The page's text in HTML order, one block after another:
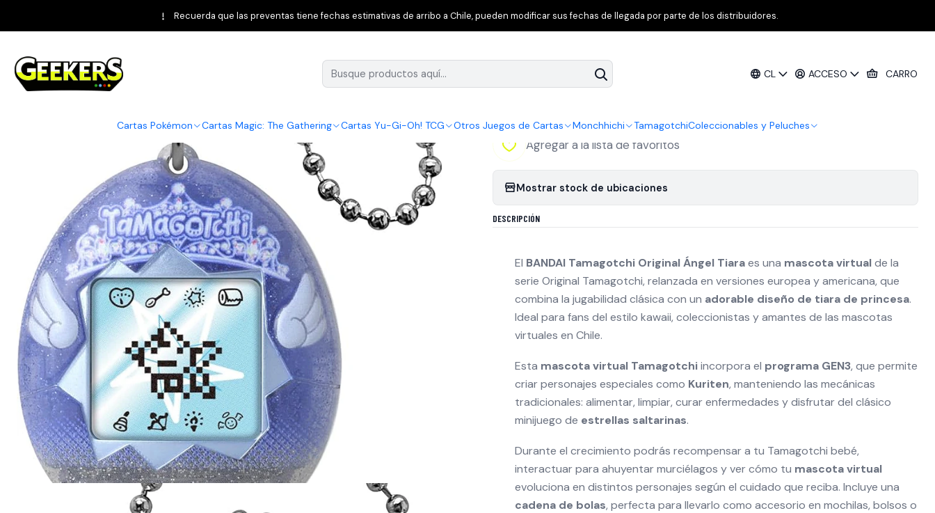
CL ACCESO CARRO
Cartas Pokémon Cartas Magic: The Gathering Cartas Yu-Gi-Oh! TCG Otros Juegos de Cartas Monchhichi TamagotchiColeccionables y Peluches
Recuerda que las preventas tiene fechas estimativas de arribo a Chile, pueden modificar sus fechas de llegada por parte de los distribuidores.
Inicio Bandai Tamagotchi Tamagotchi Original Angel Tiara – Mascota Virtual GEN3 Edición Japón
|
Tamagotchi Original Angel Tiara – Mascota Virtual
Agregar a la lista de favoritos
Mostrar stock de ubicaciones
DESCRIPCIÓN
El BANDAI Tamagotchi Original Ángel Tiaraes una mascota virtualde la
serie Original Tamagotchi, relanzada en versiones europea y americana, que
combina la jugabilidad clásica con un adorable diseño de tiara de princesa.
Ideal para fans del estilo kawaii, coleccionistas y amantes de las mascotas
virtuales en Chile.
Esta mascota virtual Tamagotchiincorpora el programa GEN3, que permite
criar personajes especiales como Kuriten, manteniendo las mecánicas
tradicionales: alimentar, limpiar, curar enfermedades y disfrutar del clásico
minijuego de estrellas saltarinas.
Durante el crecimiento podrás recompensar a tu Tamagotchi bebé,
interactuar para ahuyentar murciélagos y ver cómo tu mascota virtual
evoluciona en distintos personajes según el cuidado que reciba. Incluye una
cadena de bolas, perfecta para llevarlo como accesorio en mochilas, bolsos o